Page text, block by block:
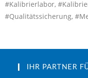
#Kalibrierlabor,
#Qualitätssicherung,
IHR PARTNER